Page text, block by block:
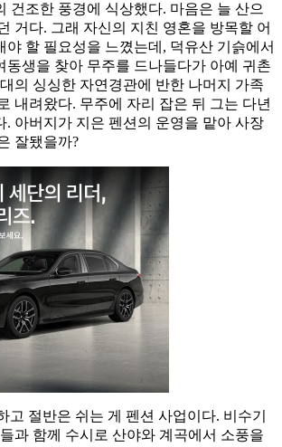
건조한 풍경에 식상했다. 마음은 늘 산으
거다. 그래 자신의 지친 영혼을 방목할 어
야 할 필요성을 느꼈는데, 덕유산 기슭에서
동생을 찾아 무주를 드나들다가 아예 귀촌
의 싱싱한 자연경관에 반한 나머지 가족
내려왔다. 무주에 자리 잡은 뒤 그는 다년
. 아버지가 지은 펜션의 운영을 맡아 사장
잘됐을까?
고 절반은 쉬는 게 펜션 사업이다. 비수기
과 함께 수시로 산야와 계곡에서 소풍을